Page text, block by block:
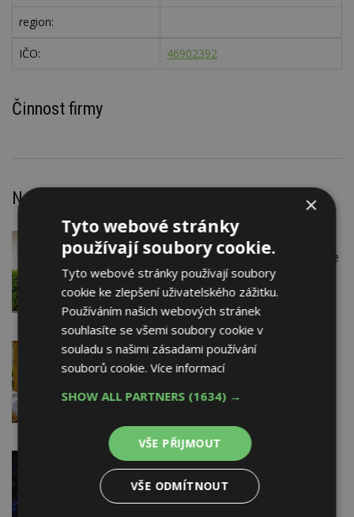
region:
IČO: 46902392
Činnost firmy
Nejnovější články
Instalace venkovní jednotky klimatizace
nebo žaluzií podléhá jasným právním
pravidlům
VČERA ESTAV DOPORUČUJE
Co je pergola a co přístřešek? A které
Pomůže metodika
VČERA
Konference DesignBlok Talks přiveze
světové osobnosti designu
a architektury
×
Tyto webové stránky
používají soubory cookie.
Tyto webové stránky používají soubory
cookie ke zlepšení uživatelského zážitku.
Používáním našich webových stránek
souhlasíte se všemi soubory cookie v
souladu s našimi zásadami používání
souborů cookie.Více informací
SHOW ALL PARTNERS (1634) →
VŠE PŘIJMOUT
VŠE ODMÍTNOUT